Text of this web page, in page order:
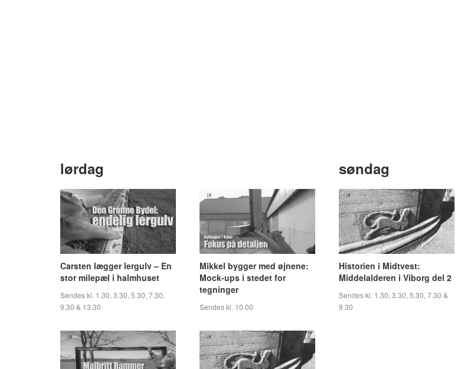
lørdag
Carsten lægger lergulv – En
stor milepæl i halmhuset
Sendes kl. 1.30, 3.30, 5.30, 7.30,
9.30 & 13.30
Mikkel bygger med øjnene:
Mock-ups i stedet for
tegninger
Sendes kl. 10.00
søndag
Historien i Midtvest:
Middelalderen i Viborg del 2
Sendes kl. 1.30, 3.30, 5.30, 7.30 &
9.30